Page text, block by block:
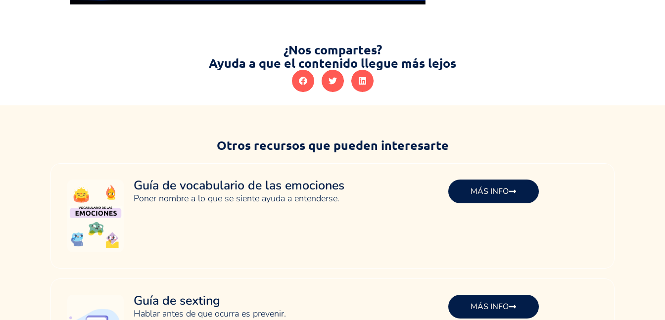
¿Nos compartes?
Ayuda a que el contenido llegue más lejos
Otros recursos que pueden interesarte
Guía de vocabulario de las emociones
Poner nombre a lo que se siente ayuda a entenderse.
MÁS INFO
Guía de sexting
Hablar antes de que ocurra es prevenir.
MÁS INFO